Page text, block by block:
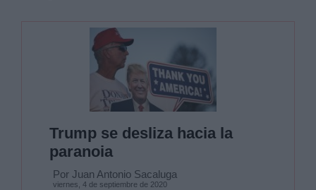
Trump se desliza hacia la
paranoia
Por Juan Antonio Sacaluga
viernes, 4 de septiembre de 2020